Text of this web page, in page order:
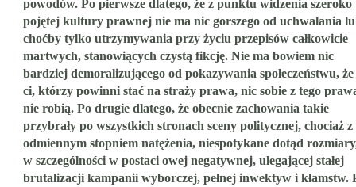
powodów. Po pierwsze dlatego, że z punktu widzenia szeroko
pojętej kultury prawnej nie ma nic gorszego od uchwalania
choćby tylko utrzymywania przy życiu przepisów całkowicie
martwych, stanowiących czystą fikcję. Nie ma bowiem nic
bardziej demoralizującego od pokazywania społeczeństwu, że
ci, którzy powinni stać na straży prawa, nic sobie z tego
nie robią. Po drugie dlatego, że obecnie zachowania takie
przybrały po wszystkich stronach sceny politycznej, chociaż z
odmiennym stopniem natężenia, niespotykane dotąd
w szczególności w postaci owej negatywnej, ulegającej stałej
brutalizacji kampanii wyborczej, pełnej inwektyw i kłamstw.